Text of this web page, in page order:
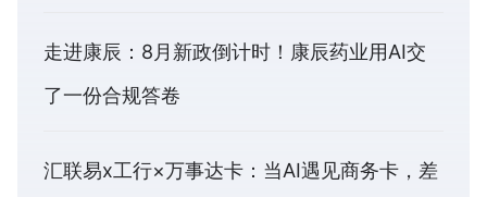
走进康辰：8月新政倒计时！康辰药业用AI交
了一份合规答卷
汇联易x工行×万事达卡：当AI遇见商务卡，差